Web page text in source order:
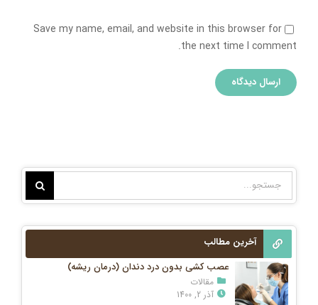
Save my name, email, and website in this browser for
the next time I comment.
جستجو
برای:
آخرین مطالب
عصب کشی بدون درد دندان (درمان ریشه)
مقالات
آذر 2, 1400